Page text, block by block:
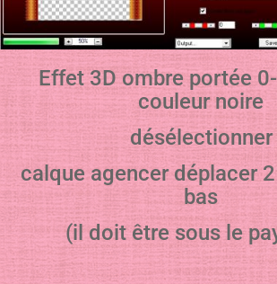
Effet 3D ombre portée
couleur noire
désélectionner
calque agencer déplacer
bas
(il doit être sous le